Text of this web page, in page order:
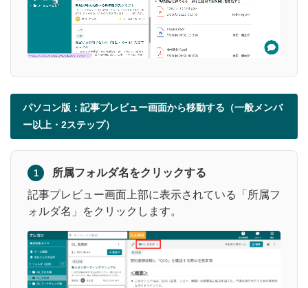
パソコン版：記事プレビュー画面から移動する（一般メンバ
ー以上・2ステップ）
1
所属フォルダ名をクリックする
記事プレビュー画面上部に表示されている「所属フ
ォルダ名」をクリックします。